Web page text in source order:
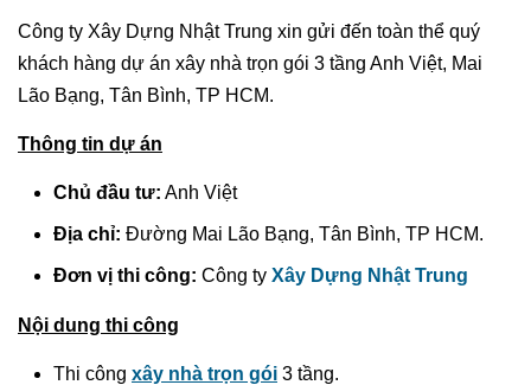
Công ty Xây Dựng Nhật Trung xin gửi đến toàn thể quý
khách hàng dự án xây nhà trọn gói 3 tầng Anh Việt, Mai
Lão Bạng, Tân Bình, TP HCM.
Thông tin dự án
Chủ đầu tư: Anh Việt
Địa chỉ: Đường Mai Lão Bạng, Tân Bình, TP HCM.
Đơn vị thi công: Công ty Xây Dựng Nhật Trung
Nội dung thi công
Thi công xây nhà trọn gói 3 tầng.